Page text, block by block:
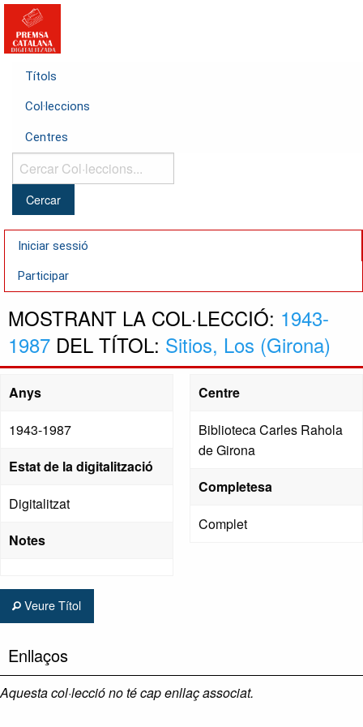
Títols
Col·leccions
Centres
Cercar
Col·leccions...
Iniciar sessió
Participar
MOSTRANT LA COL·LECCIÓ: 1943-
1987 DEL TÍTOL: Sitios, Los (Girona)
Anys
1943-1987
Estat de la digitalització
Digitalitzat
Notes
Centre
Biblioteca Carles Rahola
de Girona
Completesa
Complet
Veure Títol
Enllaços
Aquesta col·lecció no té cap enllaç associat.